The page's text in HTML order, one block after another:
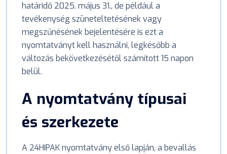
határidő 2025. május 31., de például a
tevékenység szüneteltetésének vagy
megszűnésének bejelentésére is ezt a
nyomtatványt kell használni, legkésőbb a
változás bekövetkezésétől számított 15 napon
belül.
A nyomtatvány típusai
és szerkezete
A 24HIPAK nyomtatvány első lapján, a bevallás